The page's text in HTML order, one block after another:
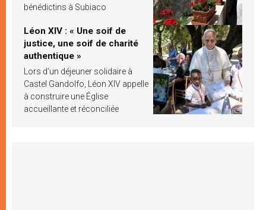
bénédictins à Subiaco
Léon XIV : « Une soif de
justice, une soif de charité
authentique »
Lors d’un déjeuner solidaire à
Castel Gandolfo, Léon XIV appelle
à construire une Église
accueillante et réconciliée